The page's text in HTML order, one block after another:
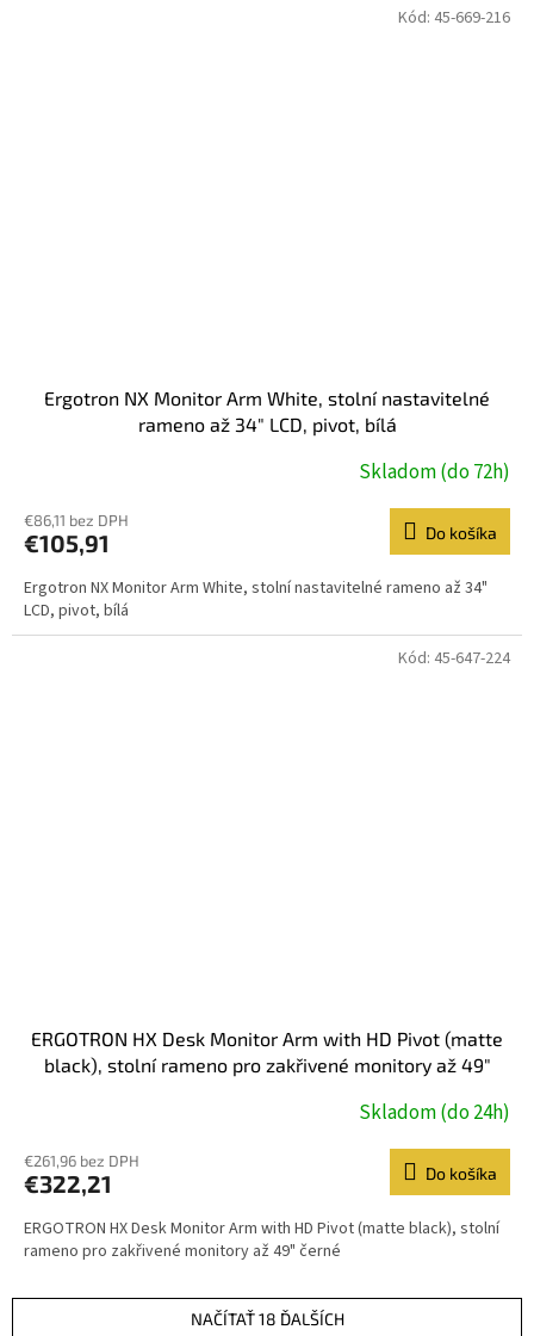
Ergotron NX Monitor Arm White, stolní nastavitelné
rameno až 34" LCD, pivot, bílá
Skladom (do 72h)
€86,11 bez DPH
€105,91 Do košíka
Ergotron NX Monitor Arm White, stolní nastavitelné rameno až 34"
LCD, pivot, bílá
Kód: 45-669-216
ERGOTRON HX Desk Monitor Arm with HD Pivot (matte
black), stolní rameno pro zakřivené monitory až 49"
Skladom (do 24h)
€261,96 bez DPH
€322,21 Do košíka
ERGOTRON HX Desk Monitor Arm with HD Pivot (matte black), stolní
rameno pro zakřivené monitory až 49" černé
Kód: 45-647-224
NAČÍTAŤ 18 ĎALŠÍCH